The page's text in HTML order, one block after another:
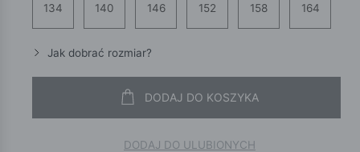
134 140 146 152 158 164
Jak dobrać rozmiar?
DODAJ DO KOSZYKA
DODAJ DO ULUBIONYCH